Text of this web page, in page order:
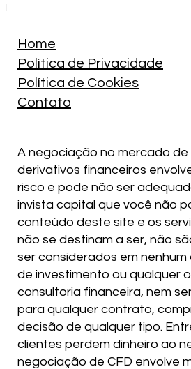
Home
Política de Privacidade
Política de Cookies
Contato
A negociação no mercado de
derivativos financeiros
risco e pode não ser
invista capital que você não
conteúdo deste site e os
não se destinam a ser, não
ser considerados em
de investimento ou qualquer
consultoria financeira, nem
para qualquer contrato,
decisão de qualquer tipo.
clientes perdem dinheiro ao
negociação de CFD envolve